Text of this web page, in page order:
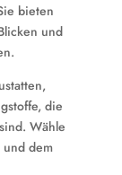
bieten
und
die
Wähle
dem